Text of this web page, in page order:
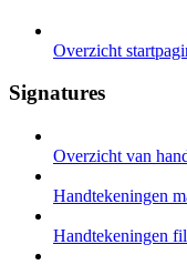
Overzicht
Signatures
Overzicht van
Handtekeningen
Handtekeningen